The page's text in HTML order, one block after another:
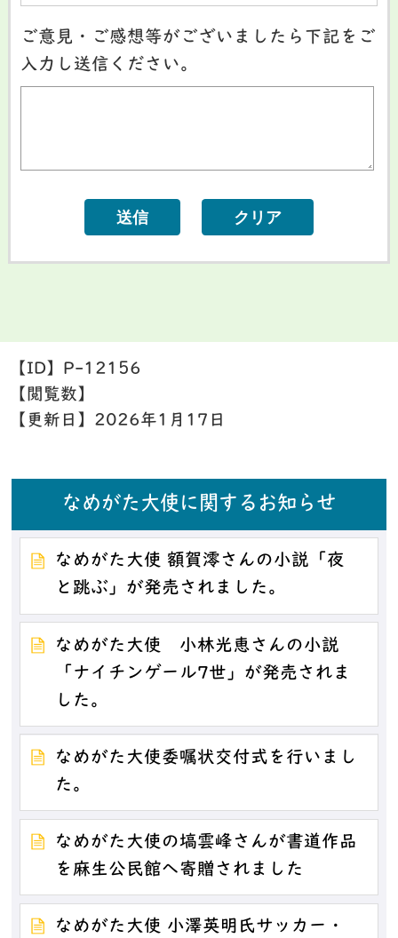
ご意見・ご感想等がございましたら下記をご
入力し送信ください。
【ID】 P-12156
【閲覧数】
【更新日】 2026年1月17日
なめがた大使に関するお知らせ
なめがた大使 額賀澪さんの小説「夜
と跳ぶ」が発売されました。
なめがた大使 小林光恵さんの小説
「ナイチンゲール7世」が発売されま
した。
なめがた大使委嘱状交付式を行いまし
た。
なめがた大使の塙雲峰さんが書道作品
を麻生公民館へ寄贈されました
なめがた大使 小澤英明氏サッカー・